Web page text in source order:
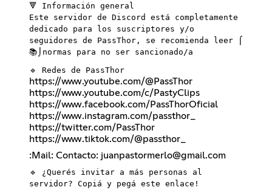
🔻 Información general
Este servidor de Discord está completamente
dedicado para los suscriptores y/o
seguidores de PassThor, se recomienda leer ⌠
📚⌡normas para no ser sancionado/a
🔹 Redes de PassThor
https://www.youtube.com/@PassThor
https://www.youtube.com/c/PastyClips
https://www.facebook.com/PassThorOficial
https://www.instagram.com/passthor_
https://twitter.com/PassThor
https://www.tiktok.com/@passthor_
:Mail: Contacto: juanpastormerlo@gmail.com
🔹 ¿Querés invitar a más personas al
servidor? Copiá y pegá este enlace!